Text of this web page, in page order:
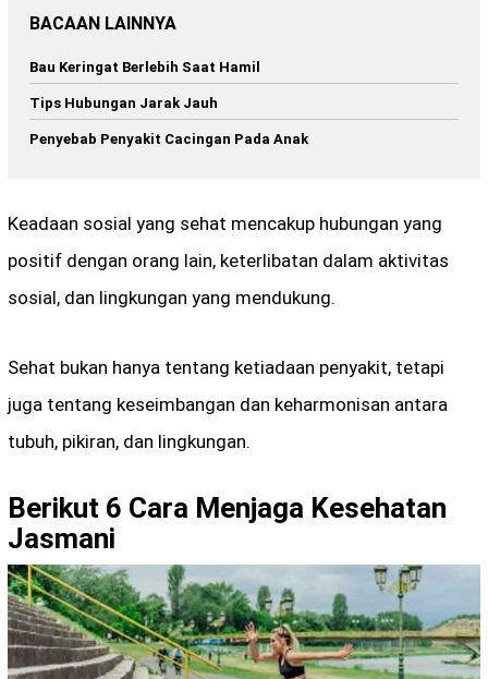
BACAAN LAINNYA
Bau Keringat Berlebih Saat Hamil
Tips Hubungan Jarak Jauh
Penyebab Penyakit Cacingan Pada Anak
Keadaan sosial yang sehat mencakup hubungan yang
positif dengan orang lain, keterlibatan dalam aktivitas
sosial, dan lingkungan yang mendukung.
Sehat bukan hanya tentang ketiadaan penyakit, tetapi
juga tentang keseimbangan dan keharmonisan antara
tubuh, pikiran, dan lingkungan.
Berikut 6 Cara Menjaga Kesehatan
Jasmani